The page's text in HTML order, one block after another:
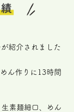
紹介されました
ん作りに13時間
素麺細口、めん